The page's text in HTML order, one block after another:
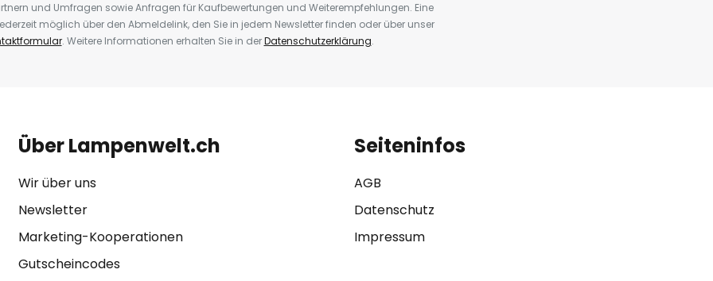
und Umfragen sowie Anfragen für Kaufbewertungen und Weiterempfehlungen. Eine
möglich über den Abmeldelink, den Sie in jedem Newsletter finden oder über unser
. Weitere Informationen erhalten Sie in derDatenschutzerklärung.
Über Lampenwelt.ch
Wir über uns
Newsletter
Marketing-Kooperationen
Gutscheincodes
Seiteninfos
AGB
Datenschutz
Impressum